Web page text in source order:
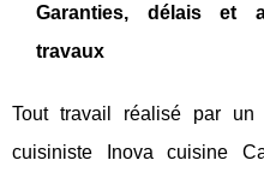
Garanties, délais et
travaux
Tout travail réalisé par un
cuisiniste Inova cuisine